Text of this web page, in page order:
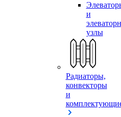
и
узлы
Радиаторы,
конвекторы
и